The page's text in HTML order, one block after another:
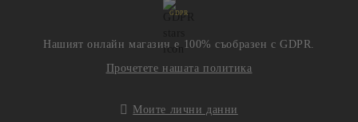
GDPR
Нашият онлайн магазин е 100% съобразен с GDPR.
Прочетете нашата политика
Моите лични данни